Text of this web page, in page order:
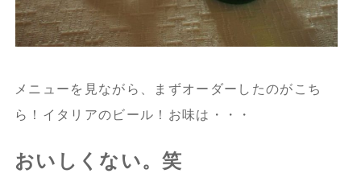
メニューを見ながら、まずオーダーしたのがこち
ら！イタリアのビール！お味は・・・
おいしくない。笑